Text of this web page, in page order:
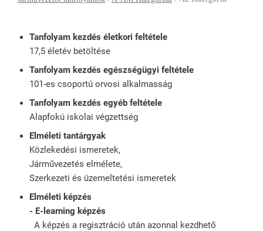
Tanfolyam kezdés életkori feltétele
17,5 életév betöltése
Tanfolyam kezdés egészségügyi feltétele
101-es csoportú orvosi alkalmasság
Tanfolyam kezdés egyéb feltétele
Alapfokú iskolai végzettség
Elméleti tantárgyak
Közlekedési ismeretek,
Járművezetés elmélete,
Szerkezeti és üzemeltetési ismeretek
Elméleti képzés
- E-learning képzés
A képzés a regisztráció után azonnal kezdhető